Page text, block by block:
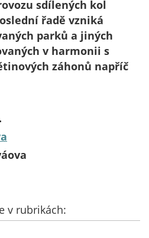
sdílených kol
řadě vzniká
parků a jiných
v harmonii s
záhonů napříč
v rubrikách: